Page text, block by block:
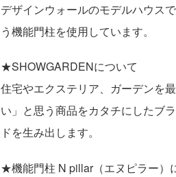
デザインウォールのモデルハウス
う機能門柱を使用しています。
★SHOWGARDENについて
住宅やエクステリア、ガーデンを
い」と思う商品をカタチにしたブ
ドを生み出します。
★機能門柱 N pillar（エヌピラー）